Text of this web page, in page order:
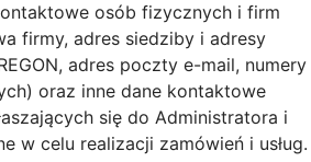
osób fizycznych i firm
firmy, adres siedziby i adresy
adres poczty e-mail, numery
oraz inne dane kontaktowe
się do Administratora i
w celu realizacji zamówień i usług.